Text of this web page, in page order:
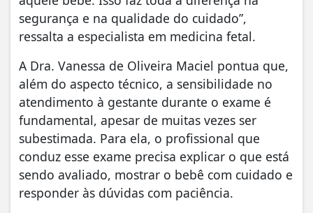
segurança e na qualidade do cuidado”,
ressalta a especialista em medicina fetal.
A Dra. Vanessa de Oliveira Maciel pontua que,
além do aspecto técnico, a sensibilidade no
atendimento à gestante durante o exame é
fundamental, apesar de muitas vezes ser
subestimada. Para ela, o profissional que
conduz esse exame precisa explicar o que está
sendo avaliado, mostrar o bebê com cuidado e
responder às dúvidas com paciência.